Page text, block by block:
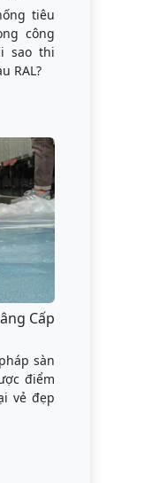
tiêu
công
sao thi
RAL?
Cấp
sàn
điểm
vẻ đẹp